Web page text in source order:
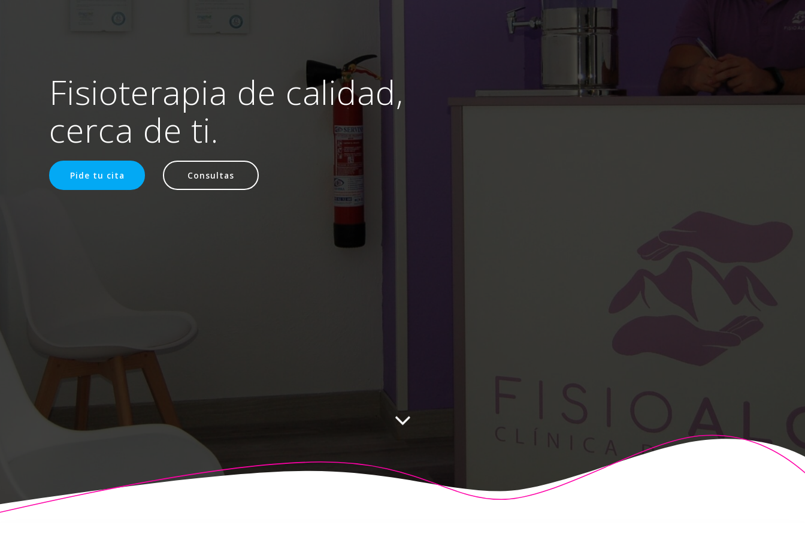
Fisioterapia de calidad,
cerca de ti.
Pide tu cita Consultas
© 2026 Fisioalcón. Construido utilizando WordPress y elHighlight Theme